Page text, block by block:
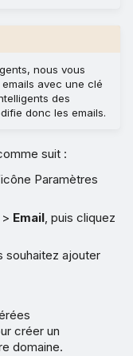
nous vous
avec une clé
des
donc les emails.
suit :
Paramètres
> Email , puis cliquez
souhaitez ajouter
créer un
domaine.